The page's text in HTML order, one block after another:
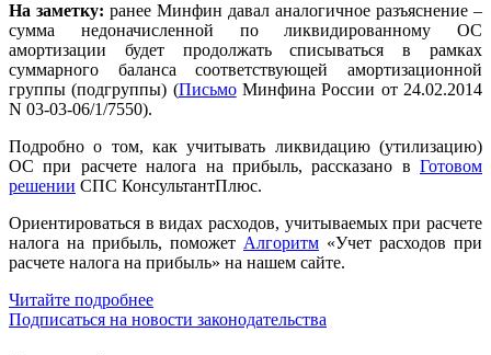
На заметку: ранее Минфин давал аналогичное разъяснение –
сумма недоначисленной по ликвидированному ОС
амортизации будет продолжать списываться в рамках
суммарного баланса соответствующей амортизационной
группы (подгруппы) (ПисьмоМинфина России от 24.02.2014
N 03-03-06/1/7550).
Подробно о том, как учитывать ликвидацию (утилизацию)
ОС при расчете налога на прибыль, рассказано в Готовом
решении СПС КонсультантПлюс.
Ориентироваться в видах расходов, учитываемых при расчете
налога на прибыль, поможет Алгоритм «Учет расходов при
расчете налога на прибыль» на нашем сайте.
Читайте подробнее
Подписаться на новости законодательства